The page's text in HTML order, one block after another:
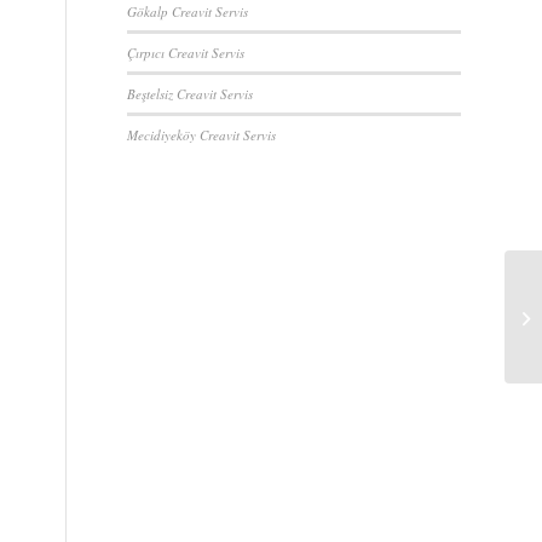
Gökalp Creavit Servis
Çırpıcı Creavit Servis
Beştelsiz Creavit Servis
Mecidiyeköy Creavit Servis